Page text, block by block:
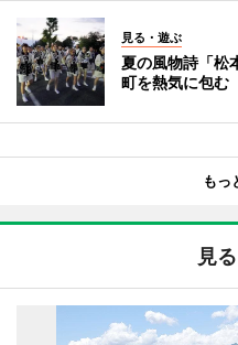
見る・遊ぶ
夏の風物詩「
町を熱気に包む
もっ
見